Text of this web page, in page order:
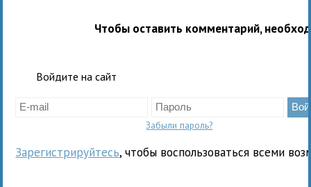
Чтобы оставить комментарий,
Войдите на сайт
Забыли пароль?
Зарегистрируйтесь, чтобы воспользоваться всеми